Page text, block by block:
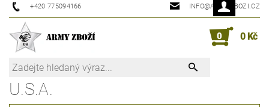
+420 775094166 INFO@ARMYZBOZI.CZ
0 0 Kč
U.S.A.